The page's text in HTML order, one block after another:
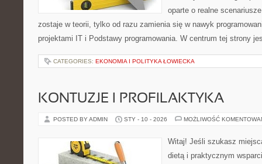
oparte o realne
zostaje w teorii, tylko od razu zamienia się w nawyk
projektami IT i Podstawy programowania. W centrum tej strony
CATEGORIES: EKONOMIA I POLITYKA ŁOWIECKA
KONTUZJE I PROFILAKTYKA
POSTED BY ADMIN STY - 10 - 2026 MOŻLIWOŚĆ
Witaj! Jeśli szukasz
dietą i praktycznym